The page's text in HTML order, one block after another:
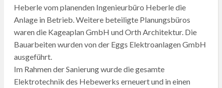
Heberle vom planenden Ingenieurbüro Heberle die
Anlage in Betrieb. Weitere beteiligte Planungsbüros
waren die Kageaplan GmbH und Orth Architektur. Die
Bauarbeiten wurden von der Eggs Elektroanlagen GmbH
ausgeführt.
Im Rahmen der Sanierung wurde die gesamte
Elektrotechnik des Hebewerks erneuert und in einen